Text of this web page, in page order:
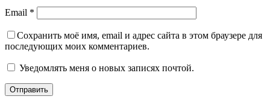
Email *
Сохранить моё имя, email и адрес сайта в этом браузере для
последующих моих комментариев.
Уведомлять меня о новых записях почтой.